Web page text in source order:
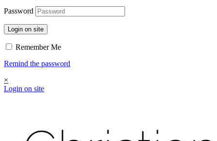
Password
Login on site
Remember Me
Remind the password
×
Login on site